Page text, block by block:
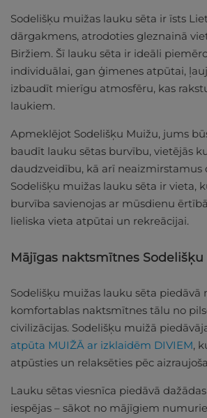
Sodelišķu muižas lauku sēta ir īsts
dārgakmens, atrodoties gleznainā
Biržiem. Šī lauku sēta ir ideāli
individuālai, gan ģimenes atpūtai,
izbaudīt mierīgu atmosfēru, kas
laukiem.
Apmeklējot Sodelišķu Muižu, jums
baudīt lauku sētas burvību, vietējās
daudzveidību, kā arī neaizmirstamus
Sodelišķu muižas lauku sēta ir vieta,
burvība savienojas ar mūsdienu
lieliska vieta atpūtai un rekreācijai.
Mājīgas naktsmītnes
Sodelišķu muižas lauku sēta piedāvā
komfortablas naktsmītnes tālu no
civilizācijas. Sodelišķu muižā
atpūta MUIŽĀ ar izklaidēm DIVIEM,
atpūsties un relaksēties pēc
Lauku sētas viesnīca piedāvā
iespējas – sākot no mājīgiem